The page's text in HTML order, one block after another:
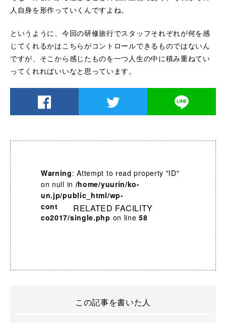
人自身を形作っていくんですよね。
というように、今回の研修旅行でスタッフそれぞれが何を感
じてくれるかはこちらがコントロールできるものではないん
ですが、そこから感じたものを一つ人生の中に積み重ねてい
ってくれればいいなと思っています。
Warning: Attempt to read property "ID"
on null in /home/yuurin/ko-
un.jp/public_html/wp-
content/themes/yuurin-
co2017/single.php on line58
RELATED FACILITY
この記事を書いた人